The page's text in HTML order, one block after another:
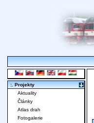
:. Projekty
Aktuality
Články
Atlas drah
Fotogalerie